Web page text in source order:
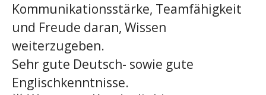
Kommunikationsstärke, Teamfähigkeit
und Freude daran, Wissen
weiterzugeben.
Sehr gute Deutsch- sowie gute
Englischkenntnisse.